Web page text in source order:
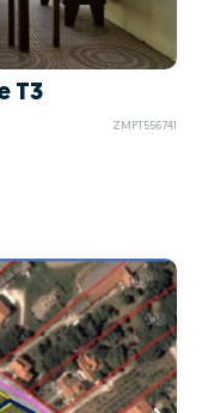
T3
ZMPT556741